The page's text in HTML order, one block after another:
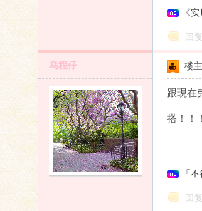
《
回复
乌程仔 楼主
跟現在
搭！！！
「
回复